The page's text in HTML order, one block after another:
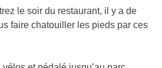
le soir du restaurant, il y a de
faire chatouiller les pieds par ces